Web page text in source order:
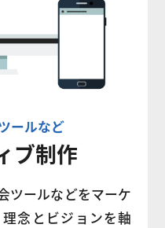
ールなど
ブ制作
ツールなどをマーケ
念とビジョンを軸